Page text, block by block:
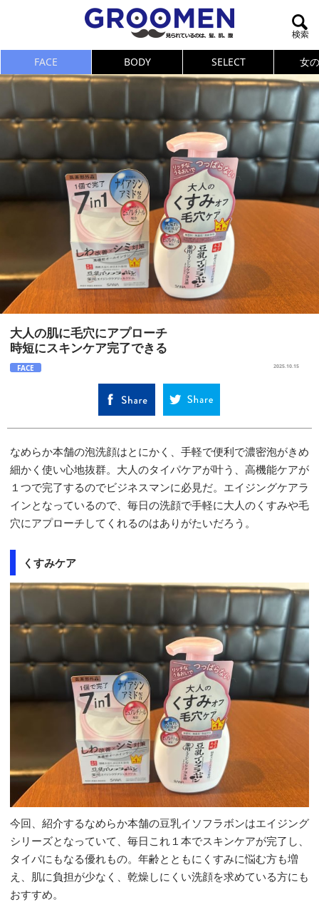
FACE BODY SELECT 女
大人の肌に毛穴にアプローチ
時短にスキンケア完了できる
FACE 2025.10.15
なめらか本舗の泡洗顔はとにかく、手軽で便利で濃密泡がきめ
細かく使い心地抜群。大人のタイパケアが叶う、高機能ケアが
１つで完了するのでビジネスマンに必見だ。エイジングケアラ
インとなっているので、毎日の洗顔で手軽に大人のくすみや毛
穴にアプローチしてくれるのはありがたいだろう。
くすみケア
今回、紹介するなめらか本舗の豆乳イソフラボンはエイジング
シリーズとなっていて、毎日これ１本でスキンケアが完了し、
タイパにもなる優れもの。年齢とともにくすみに悩む方も増
え、肌に負担が少なく、乾燥しにくい洗顔を求めている方にも
おすすめ。